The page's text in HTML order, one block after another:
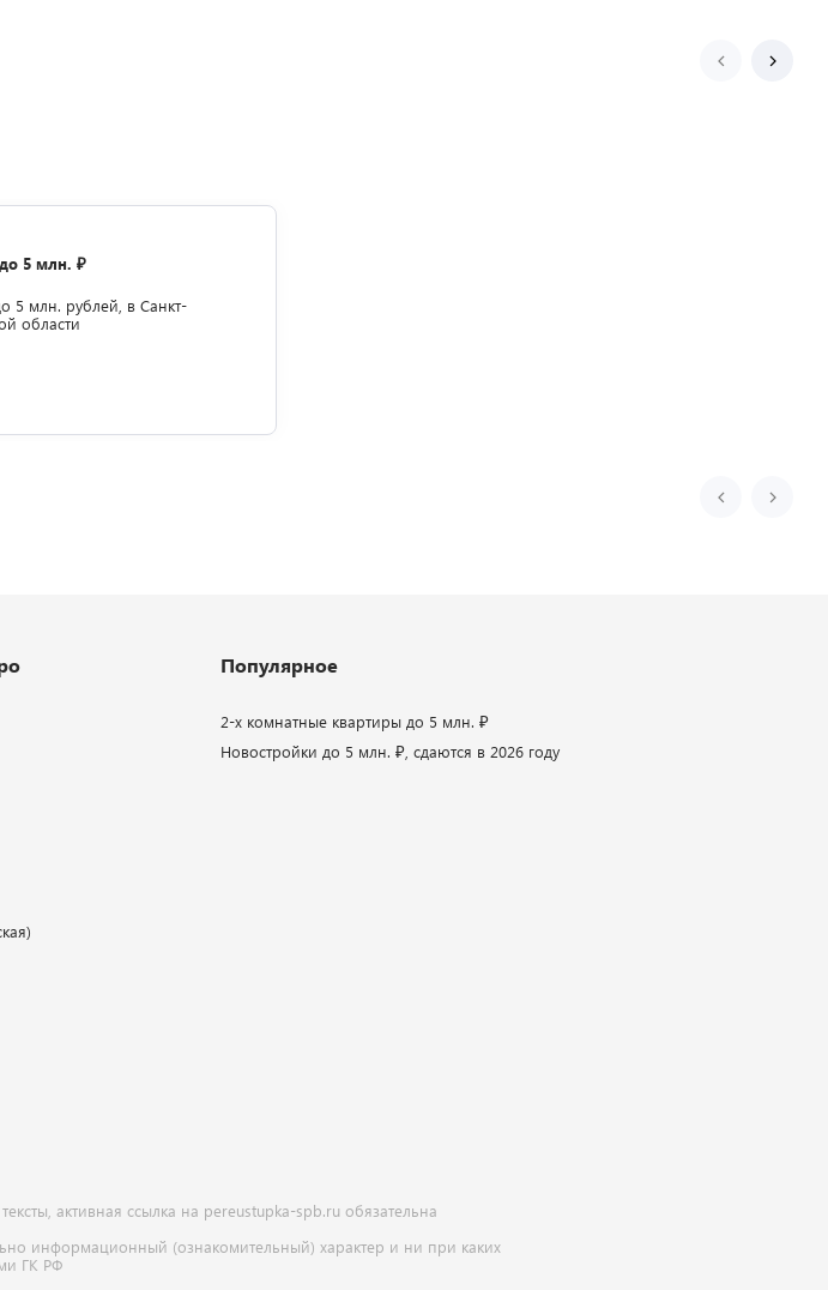
5 млн. ₽
5 млн. рублей, в Санкт-
области
активная ссылка на pereustupka-spb.ru обязательна
информационный (ознакомительный) характер и ни при каких
ГК РФ
Популярное
2-х комнатные квартиры до 5 млн. ₽
Новостройки до 5 млн. ₽, сдаются в 2026 году